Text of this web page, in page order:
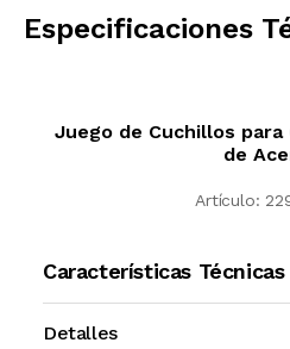
Especificaciones
Juego de Cuchillos para
de
Artículo:
Características Técnicas
Detalles